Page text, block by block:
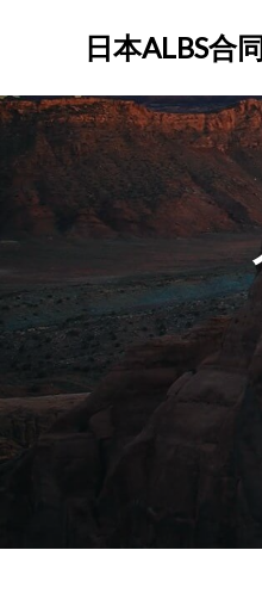
ン
ツ
ッ
日本ALBS合